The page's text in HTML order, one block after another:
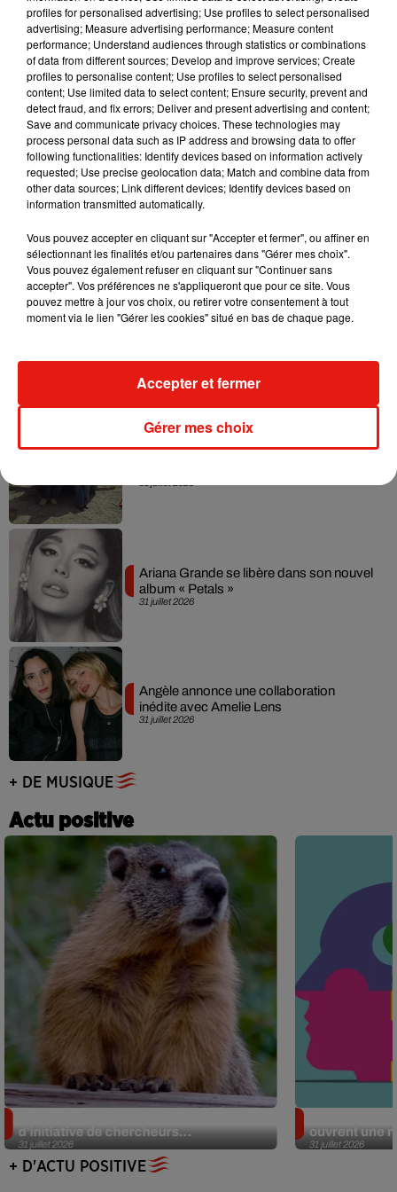
Musique
5 août 2026
Benny Blanco invite Selena Gomez et
Becky G sur son nouveau single
4 août 2026
live session solaire
4 août 2026
Grand Corps Malade emmène Styleto
31 juillet 2026
Ariana Grande se libère dans son nouvel
album « Petals »
31 juillet 2026
Angèle annonce une collaboration
inédite avec Amelie Lens
+ DE MUSIQUE
Actu positive
31 juillet 2026
d’initiative de chercheurs...
31 juillet 2026
ouvrent une
+ D'ACTU POSITIVE
profiles for personalised advertising; Use profiles to select personalised
advertising; Measure advertising performance; Measure content
performance; Understand audiences through statistics or combinations
of data from different sources; Develop and improve services; Create
profiles to personalise content; Use profiles to select personalised
content; Use limited data to select content; Ensure security, prevent and
detect fraud, and fix errors; Deliver and present advertising and content;
Save and communicate privacy choices. These technologies may
process personal data such as IP address and browsing data to offer
following functionalities: Identify devices based on information actively
requested; Use precise geolocation data; Match and combine data from
other data sources; Link different devices; Identify devices based on
information transmitted automatically.
Vous pouvez accepter en cliquant sur "Accepter et fermer", ou affiner en
sélectionnant les finalités et/ou partenaires dans "Gérer mes choix".
Vous pouvez également refuser en cliquant sur "Continuer sans
accepter". Vos préférences ne s'appliqueront que pour ce site. Vous
pouvez mettre à jour vos choix, ou retirer votre consentement à tout
moment via le lien "Gérer les cookies" situé en bas de chaque page.
Gérer mes choix
Accepter et fermer